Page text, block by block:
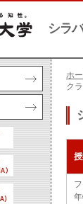
シラ
ホ
ク